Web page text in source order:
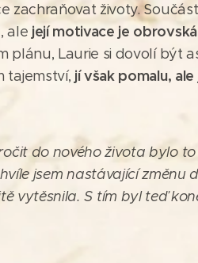
zachraňovat životy.
ale její motivace je
plánu, Laurie si dovolí být
tajemství, jí však pomalu,
do nového života bylo
jsem nastávající změnu
vytěsnila. S tím byl teď